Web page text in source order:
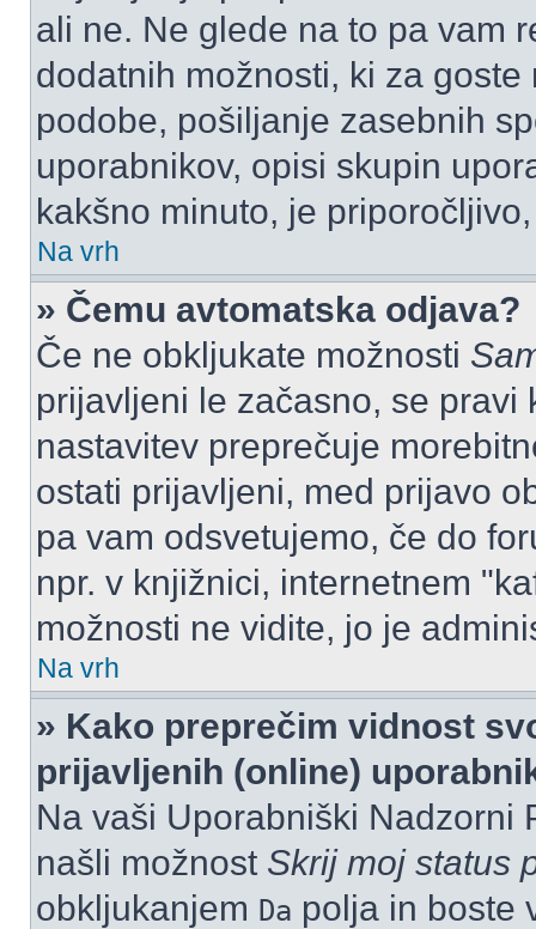
ali ne. Ne glede na to pa vam
dodatnih možnosti, ki za
podobe, pošiljanje zasebnih
uporabnikov, opisi skupin
kakšno minuto, je
Na vrh
» Čemu avtomatska odjava?
Če ne obkljukate možnosti
prijavljeni le začasno, se pravi
nastavitev preprečuje
ostati prijavljeni, med prijavo
pa vam odsvetujemo, če do
npr. v knjižnici, internetnem
možnosti ne vidite, jo je
Na vrh
» Kako preprečim vidnost
prijavljenih (online)
Na vaši Uporabniški Nadzorni
našli možnost Skrij moj status
obkljukanjem Da polja in boste